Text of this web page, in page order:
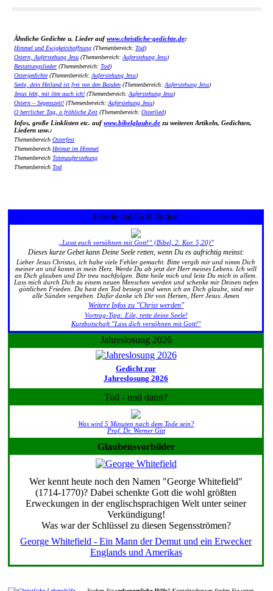
Ähnliche Gedichte u. Lieder aufwww.christliche-gedichte.de:
Himmel und Ewigkeitshoffnung (Themenbereich: Tod)
Ostern, Auferstehung Jesu (Themenbereich:Auferstehung Jesu)
Bestattungslieder (Themenbereich: Tod)
Ostergedichte(Themenbereich:Auferstehung Jesu)
Seele, dein Heiland ist frei von den Banden (Themenbereich:Auferstehung Jesu)
Jesus lebt, mit ihm auch ich! (Themenbereich:Auferstehung Jesu)
Ostern – Segenszeit! (Themenbereich:Auferstehung Jesu)
O herrlicher Tag, o fröhliche Zeit (Themenbereich: Osterlied)
Infos, große Linklisten etc. aufwww.bibelglaube.de zu weiteren Artikeln, Gedichten,
Liedern usw.:
Themenbereich Osterfest
Themenbereich Heimat im Himmel
Themenbereich Totenauferstehung
Themenbereich Tod
Friede mit Gott finden
„Lasst euch versöhnen mit Gott!“ (Bibel, 2. Kor. 5,20)"
Dieses kurze Gebet kann Deine Seele retten, wenn Du es aufrichtig meinst:
Lieber Jesus Christus, ich habe viele Fehler gemacht. Bitte vergib mir und nimm Dich
meiner an und komm in mein Herz. Werde Du ab jetzt der Herr meines Lebens. Ich will
an Dich glauben und Dir treu nachfolgen. Bitte heile mich und leite Du mich in allem.
Lass mich durch Dich zu einem neuen Menschen werden und schenke mir Deinen tiefen
göttlichen Frieden. Du hast den Tod besiegt und wenn ich an Dich glaube, sind mir
alle Sünden vergeben. Dafür danke ich Dir von Herzen, Herr Jesus. Amen
Weitere Infos zu "Christ werden"
Vortrag-Tipp: Eile, rette deine Seele!
Kurzbotschaft "Lass dich versöhnen mit Gott!"
Jahreslosung 2026
Gedicht zur
Jahreslosung 2026
Tod - und dann?
Was wird 5 Minuten nach dem Tode sein?
Prof. Dr. Werner Gitt
Glaubensvorbilder
Wer kennt heute noch den Namen "George Whitefield"
(1714-1770)? Dabei schenkte Gott die wohl größten
Erweckungen in der englischsprachigen Welt unter seiner
Verkündigung!
Was war der Schlüssel zu diesen Segensströmen?
George Whitefield - Ein Mann der Demut und ein Erwecker
Englands und Amerikas